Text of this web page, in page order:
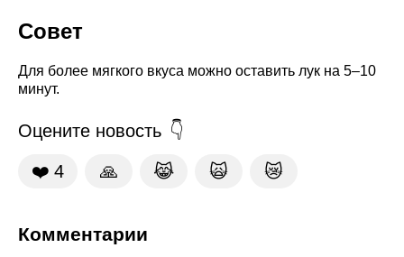
Совет
Для более мягкого вкуса можно оставить лук на 5–10
минут.
Оцените новость
❤️ 4 🙏 😹 🙀 😿
Комментарии